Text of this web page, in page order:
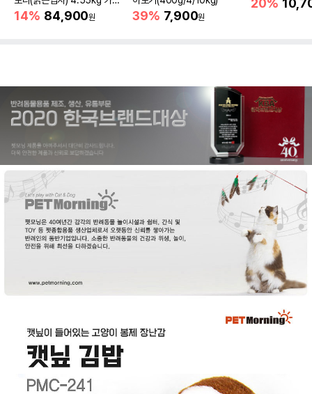
바모래
14% 84,900원 39% 7,900원
20%